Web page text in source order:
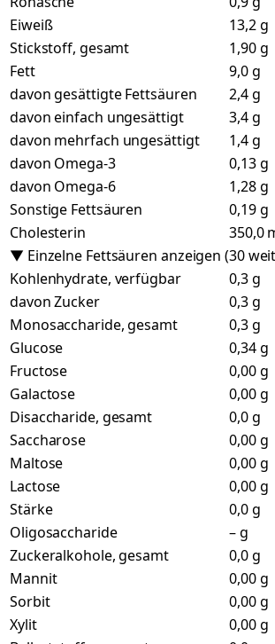
Eiweiß
13,2 g
Stickstoff, gesamt
1,90 g
Fett
9,0 g
davon gesättigte Fettsäuren
2,4 g
davon einfach ungesättigt
3,4 g
davon mehrfach ungesättigt
1,4 g
davon Omega-3
0,13 g
davon Omega-6
1,28 g
Sonstige Fettsäuren
0,19 g
Cholesterin
350,0
▼ Einzelne Fettsäuren anzeigen (30
Kohlenhydrate, verfügbar
0,3 g
davon Zucker
0,3 g
Monosaccharide, gesamt
0,3 g
Glucose
0,34 g
Fructose
0,00 g
Galactose
0,00 g
Disaccharide, gesamt
0,0 g
Saccharose
0,00 g
Maltose
0,00 g
Lactose
0,00 g
Stärke
0,0 g
Oligosaccharide
– g
Zuckeralkohole, gesamt
0,0 g
Mannit
0,00 g
Sorbit
0,00 g
Xylit
0,00 g